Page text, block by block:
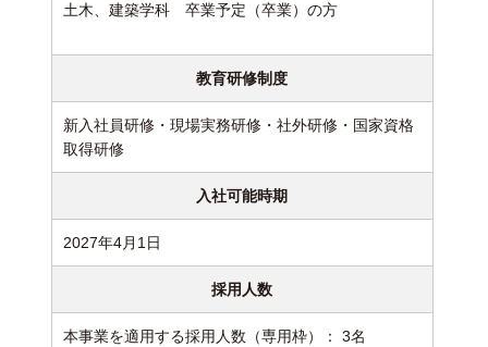
土木、建築学科 卒業予定（卒業）の方
教育研修制度
新入社員研修・現場実務研修・社外研修・国家資格
取得研修
入社可能時期
2027年4月1日
採用人数
本事業を適用する採用人数（専用枠）： 3名